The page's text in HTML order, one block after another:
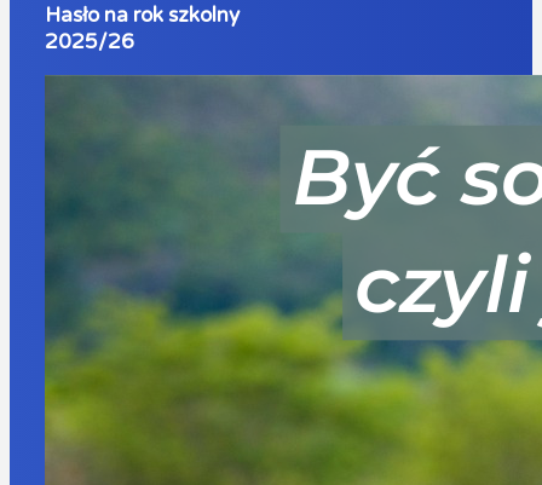
Hasło na rok szkolny
2025/26